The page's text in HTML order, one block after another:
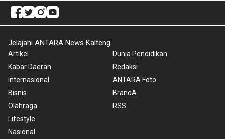
Jelajahi ANTARA News Kalteng
Artikel
Kabar Daerah
Internasional
Bisnis
Olahraga
Lifestyle
Nasional
Dunia Pendidikan
Redaksi
ANTARA Foto
BrandA
RSS